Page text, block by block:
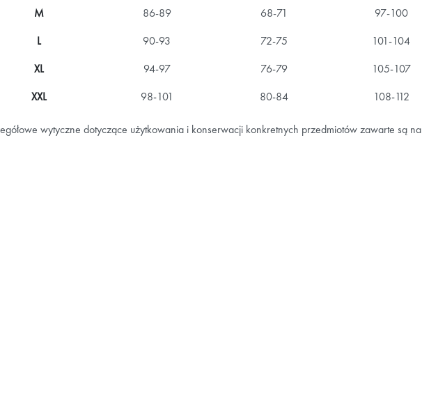
M 86-89 68-71
97-100
L 90-93 72-75
101-104
XL 94-97 76-79
105-107
XXL 98-101 80-84 108-112
wytyczne dotyczące użytkowania i konserwacji konkretnych przedmiotów zawarte są na